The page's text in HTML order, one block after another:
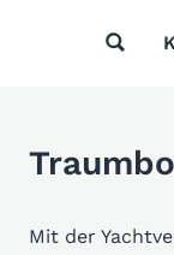
Mit der